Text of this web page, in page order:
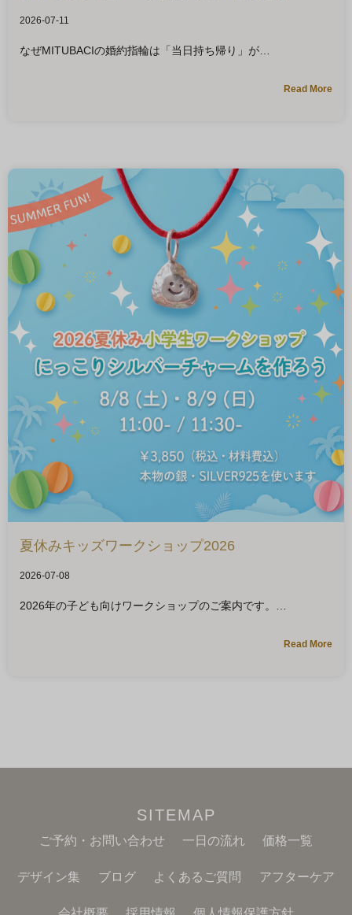
2026-07-11
なぜMITUBACIの婚約指輪は「当日持ち帰り」が
Read More
夏休みキッズワークショップ2026
2026-07-08
2026年の子ども向けワークショップのご案内です。
Read More
SITEMAP
ご予約・お問い合わせ 一日の流れ 価格一覧
デザイン集 ブログ よくあるご質問 アフターケア